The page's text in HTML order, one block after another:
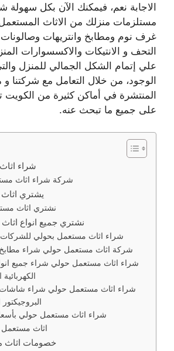
الاجابة نعم، فيمكنك الآن بكل سهولة
مستلزمات منزلك من الاثاث
غرف نوم ومطابخ وانتريهات وصالونات
التحف و الانتيكات والاكسسوارات
علي إتمام الشكل الجمالي للمنزل
الوجود، من خلال التعامل مع شركتنا و
المنتشرة في أماكن كثيرة من الكويت
على جميع ما تبحث عنه.
شراء
شركة شراء اثاث
يشتري
نشتري اثاث
نشتري جميع انواع
شراء اثاث مستعمل بحولي للشركات
شركة اثاث مستعمل حولي شراء
شراء اثاث مستعمل حولي شراء جميع
شراء اثاث مستعمل حولي شراء
شراء اثاث مستعمل حولي
اثاث
خصومات اثاث